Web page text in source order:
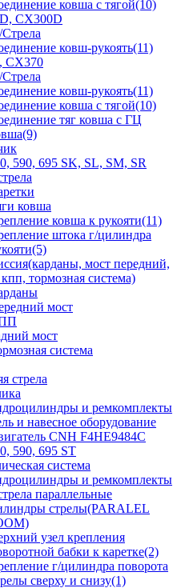
ковша с тягой(10)
CX300D
Стрела
ковш-рукоять(11)
CX370
Стрела
ковш-рукоять(11)
ковша с тягой(10)
тяг ковша с ГЦ
590, 695 SK, SL, SM, SR
ковша
ковша к рукояти(11)
штока г/цилиндра
мост передний,
тормозная система)
мост
мост
система
стрела
и ремкомплекты
и навесное оборудование
CNH F4HE9484C
590, 695 ST
система
и ремкомплекты
параллельные
стрелы(PARALEL
узел крепления
бабки к каретке(2)
г/цилиндра поворота
сверху и снизу(1)